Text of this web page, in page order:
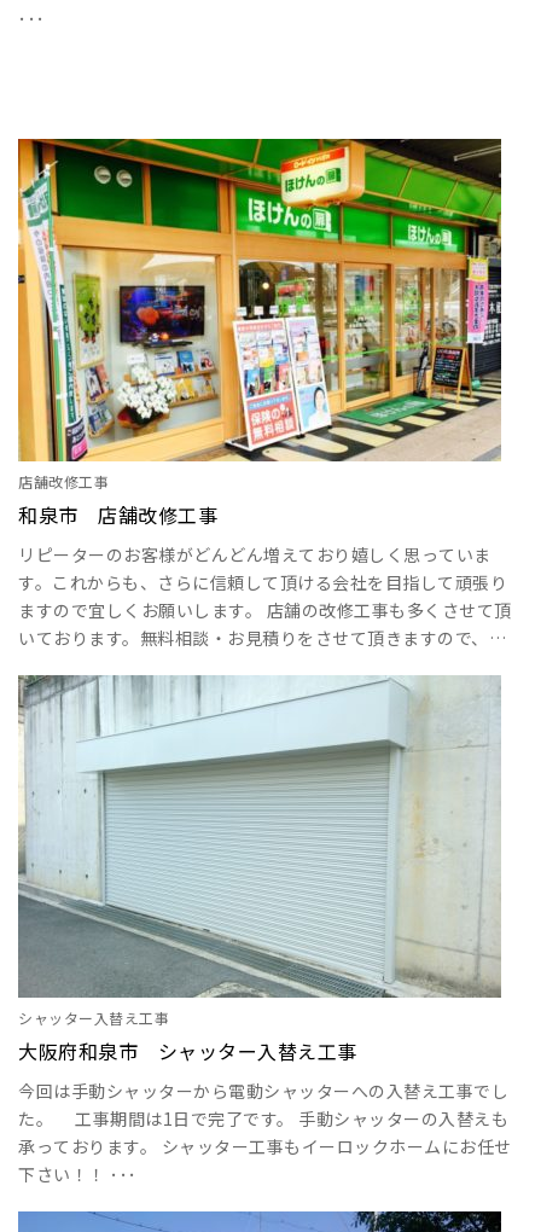
･･･
店舗改修工事
和泉市 店舗改修工事
リピーターのお客様がどんどん増えており嬉しく思っていま
す。これからも、さらに信頼して頂ける会社を目指して頑張り
ますので宜しくお願いします。 店舗の改修工事も多くさせて頂
いております。無料相談・お見積りをさせて頂きますので、是
シャッター入替え工事
大阪府和泉市 シャッター入替え工事
今回は手動シャッターから電動シャッターへの入替え工事でし
た。 工事期間は1日で完了です。 手動シャッターの入替えも
承っております。 シャッター工事もイーロックホームにお任せ
下さい！！ ･･･